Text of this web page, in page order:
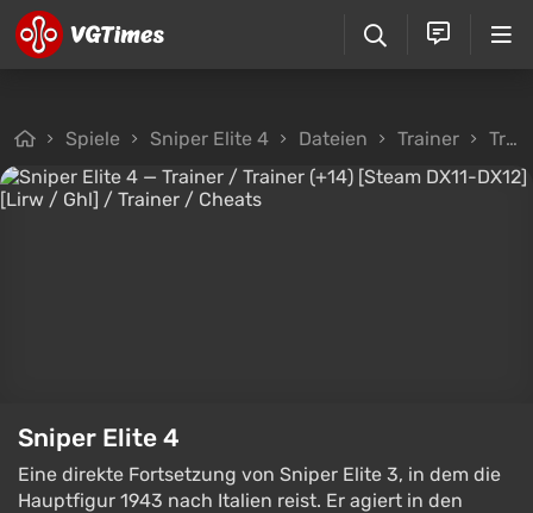
Spiele Sniper Elite 4 Dateien Trainer Trainer / Trainer (+14) [Steam DX11-DX12] [Lirw / Ghl]
Sniper Elite 4
Eine direkte Fortsetzung von Sniper Elite 3, in dem die
Hauptfigur 1943 nach Italien reist. Er agiert in den